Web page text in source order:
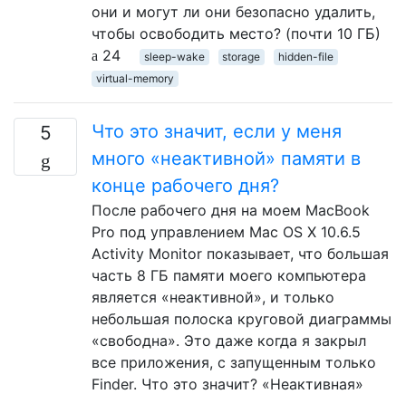
они и могут ли они безопасно удалить,
чтобы освободить место? (почти 10 ГБ)
24
sleep-wake storage
hidden-file
virtual-memory
5
Что это значит, если у меня
много «неактивной» памяти в
конце рабочего дня?
После рабочего дня на моем MacBook
Pro под управлением Mac OS X 10.6.5
Activity Monitor показывает, что большая
часть 8 ГБ памяти моего компьютера
является «неактивной», и только
небольшая полоска круговой диаграммы
«свободна». Это даже когда я закрыл
все приложения, с запущенным только
Finder. Что это значит? «Неактивная»